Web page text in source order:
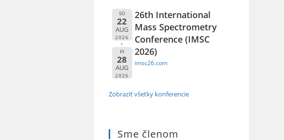
SO
22
AUG
2026
PI
28
AUG
2026
26th International
Mass Spectrometry
Conference (IMSC
2026)
imsc26.com
Zobraziť všetky konferencie
Sme členom